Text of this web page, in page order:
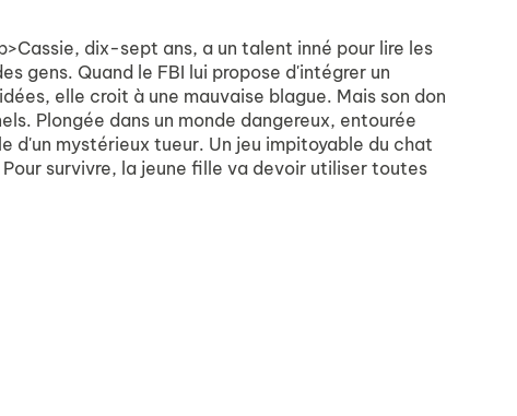
dix-sept ans, a un talent inné pour lire les
gens. Quand le FBI lui propose d'intégrer un
elle croit à une mauvaise blague. Mais son don
Plongée dans un monde dangereux, entourée
mystérieux tueur. Un jeu impitoyable du chat
survivre, la jeune fille va devoir utiliser toutes